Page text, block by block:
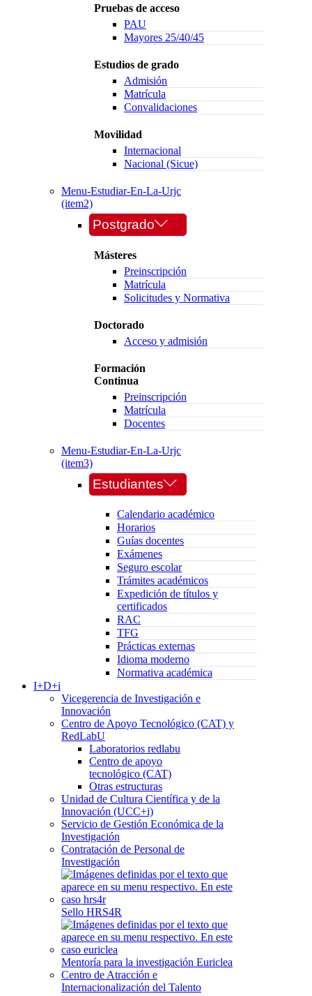
Pruebas de acceso
PAU
Mayores 25/40/45
Estudios de grado
Admisión
Matrícula
Convalidaciones
Movilidad
Internacional
Nacional (Sicue)
Menu-Estudiar-En-La-Urjc
(item2)
Postgrado
Másteres
Preinscripción
Matrícula
Solicitudes y Normativa
Doctorado
Acceso y admisión
Formación
Continua
Preinscripción
Matrícula
Docentes
Menu-Estudiar-En-La-Urjc
(item3)
Estudiantes
Calendario académico
Horarios
Guías docentes
Exámenes
Seguro escolar
Trámites académicos
Expedición de títulos y
certificados
RAC
TFG
Prácticas externas
Idioma moderno
Normativa académica
I+D+i
Vicegerencia de Investigación e
Innovación
Centro de Apoyo Tecnológico (CAT) y
RedLabU
Laboratorios redlabu
Centro de apoyo
tecnológico (CAT)
Otras estructuras
Unidad de Cultura Científica y de la
Innovación (UCC+i)
Servicio de Gestión Económica de la
Investigación
Contratación de Personal de
Investigación
Sello HRS4R
Mentoría para la investigación Euriclea
Centro de Atracción e
Internacionalización del Talento